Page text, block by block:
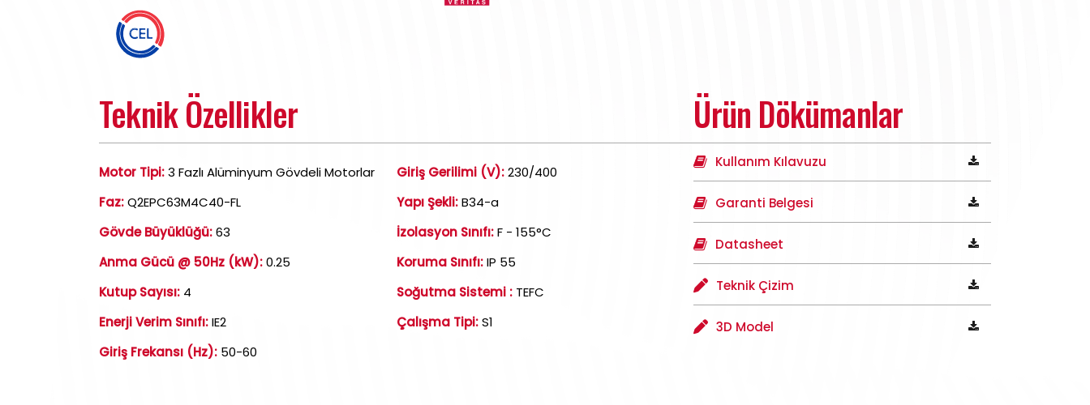
Teknik Özellikler
Motor Tipi:3 Fazlı Alüminyum Gövdeli Motorlar
Faz:Q2EPC63M4C40-FL
Gövde Büyüklüğü:63
Anma Gücü @ 50Hz (kW):0.25
Kutup Sayısı: 4
Enerji Verim Sınıfı:IE2
Giriş Frekansı (Hz): 50-60
Giriş Gerilimi (V):230/400
Yapı Şekli:B34-a
İzolasyon Sınıfı:F - 155°C
Koruma Sınıfı:IP 55
Soğutma Sistemi :TEFC
Çalışma Tipi:S1
Ürün Dökümanlar
Kullanım Kılavuzu
Garanti Belgesi
Datasheet
Teknik Çizim
3D Model